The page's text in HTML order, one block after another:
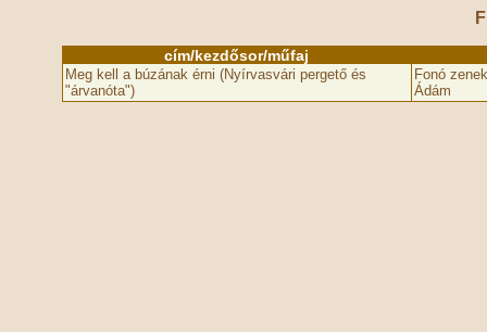
cím/kezdősor/műfaj
Meg kell a búzának érni (Nyírvasvári pergető és
"árvanóta")
Fonó
Ádám